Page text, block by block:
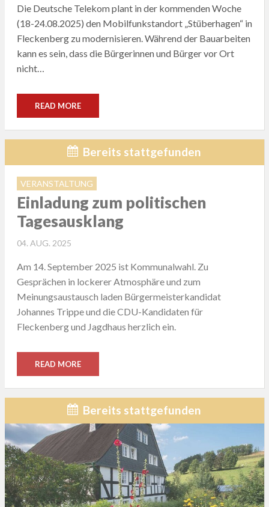
Die Deutsche Telekom plant in der kommenden Woche
(18-24.08.2025) den Mobilfunkstandort „Stüberhagen“ in
Fleckenberg zu modernisieren. Während der Bauarbeiten
kann es sein, dass die Bürgerinnen und Bürger vor Ort
nicht…
READ MORE
Bereits stattgefunden
VERANSTALTUNG
Einladung zum politischen
Tagesausklang
POSTED
04. AUG. 2025
Am 14. September 2025 ist Kommunalwahl. Zu
Gesprächen in lockerer Atmosphäre und zum
Meinungsaustausch laden Bürgermeisterkandidat
Johannes Trippe und die CDU-Kandidaten für
Fleckenberg und Jagdhaus herzlich ein.
READ MORE
Bereits stattgefunden